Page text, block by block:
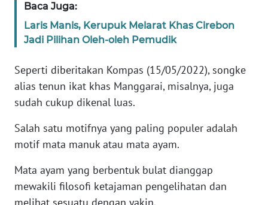
Baca Juga:
Laris Manis, Kerupuk Melarat Khas Cirebon
Jadi Pilihan Oleh-oleh Pemudik
Seperti diberitakan Kompas (15/05/2022), songke
alias tenun ikat khas Manggarai, misalnya, juga
sudah cukup dikenal luas.
Salah satu motifnya yang paling populer adalah
motif mata manuk atau mata ayam.
Mata ayam yang berbentuk bulat dianggap
mewakili filosofi ketajaman pengelihatan dan
WN
BANTEN
KEPRI
WN
PAPUA
WN
PAPUA